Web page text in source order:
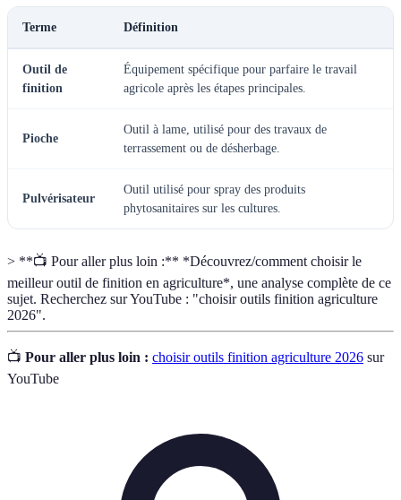
Terme Définition
Outil de
finition
Équipement spécifique pour parfaire le travail
agricole après les étapes principales.
Pioche
Outil à lame, utilisé pour des travaux de
terrassement ou de désherbage.
Pulvérisateur
Outil utilisé pour spray des produits
phytosanitaires sur les cultures.
> **📺 Pour aller plus loin :** *Découvrez/comment choisir le
meilleur outil de finition en agriculture*, une analyse complète de ce
sujet. Recherchez sur YouTube : "choisir outils finition agriculture
2026".
📺 Pour aller plus loin : choisir outils finition agriculture 2026 sur
YouTube